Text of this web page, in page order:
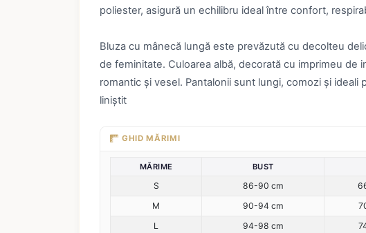
poliester, asigură un echilibru ideal între confort,
Bluza cu mânecă lungă este prevăzută cu decolteu
de feminitate. Culoarea albă, decorată cu imprimeu de
romantic și vesel. Pantalonii sunt lungi, comozi și
liniștit
GHID MĂRIMI
MĂRIME BUST
S 86-90 cm
M
90-94 cm
L
94-98 cm